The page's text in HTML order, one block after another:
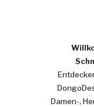
Damen-,